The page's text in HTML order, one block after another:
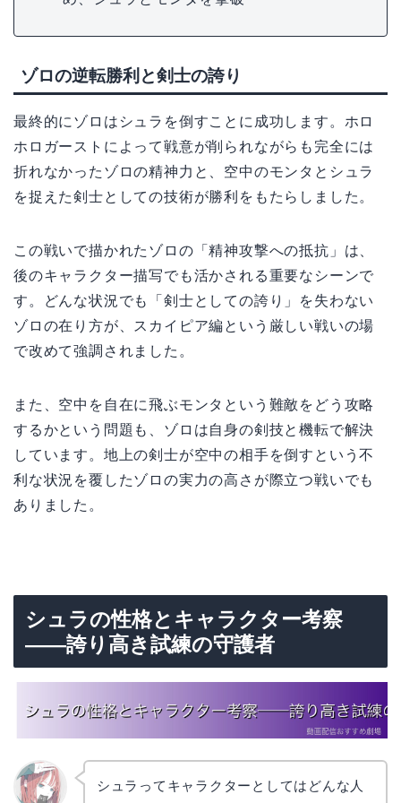
ゾロの逆転勝利と剣士の誇り
最終的にゾロはシュラを倒すことに成功します。ホロ
ホロガーストによって戦意が削られながらも完全には
折れなかったゾロの精神力と、空中のモンタとシュラ
を捉えた剣士としての技術が勝利をもたらしました。
この戦いで描かれたゾロの「精神攻撃への抵抗」は、
後のキャラクター描写でも活かされる重要なシーンで
す。どんな状況でも「剣士としての誇り」を失わない
ゾロの在り方が、スカイピア編という厳しい戦いの場
で改めて強調されました。
また、空中を自在に飛ぶモンタという難敵をどう攻略
するかという問題も、ゾロは自身の剣技と機転で解決
しています。地上の剣士が空中の相手を倒すという不
利な状況を覆したゾロの実力の高さが際立つ戦いでも
ありました。
シュラの性格とキャラクター考察
——誇り高き試練の守護者
シュラってキャラクターとしてはどんな人